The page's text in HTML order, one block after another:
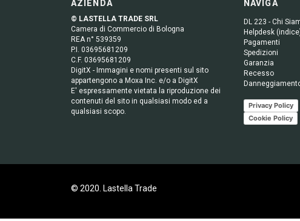
AZIENDA
© LASTELLA TRADE SRL
Camera di Commercio di Bologna
REA n° 539359
P.I. 03695681209
C.F. 03695681209
DigitX - Immagini e nomi presenti sul sito
appartengono a Moxa Inc. e/o a DigitX
E' espressamente vietata la riproduzione dei
contenuti del sito in qualsiasi modo ed a
qualsiasi scopo.
NAVIGA
DL 223 - Chi
Helpdesk
Pagamenti
Spedizioni
Garanzia
Recesso
Privacy Policy
Cookie Policy
© 2020. Lastella Trade